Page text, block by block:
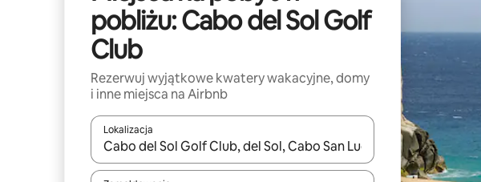
pobliżu: Cabo del Sol Golf
Club
Rezerwuj wyjątkowe kwatery wakacyjne, domy
i inne miejsca na Airbnb
Lokalizacja
Gdy wyniki będą dostępne, możesz poruszać się po nich za pomocą